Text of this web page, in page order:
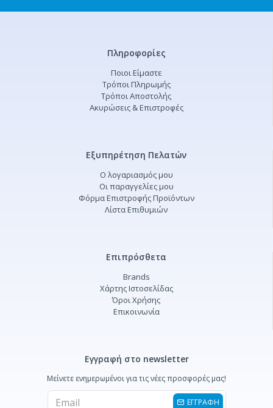
Πληροφορίες
Ποιοι Είμαστε
Τρόποι Πληρωμής
Τρόποι Αποστολής
Ακυρώσεις & Επιστροφές
Εξυπηρέτηση Πελατών
Ο λογαριασμός μου
Οι παραγγελίες μου
Φόρμα Επιστροφής Προϊόντων
Λίστα Επιθυμιών
Επιπρόσθετα
Brands
Χάρτης Ιστοσελίδας
Όροι Χρήσης
Επικοινωνία
Εγγραφή στο newsletter
Μείνετε ενημερωμένοι για τις νέες προσφορές μας!
ΕΓΓΡΑΦΗ